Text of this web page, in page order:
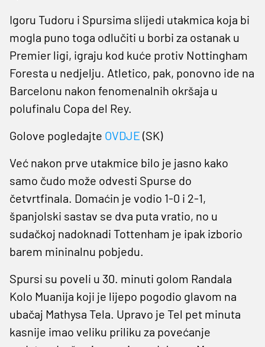
Igoru Tudoru i Spursima slijedi utakmica koja bi
mogla puno toga odlučiti u borbi za ostanak u
Premier ligi, igraju kod kuće protiv Nottingham
Foresta u nedjelju. Atletico, pak, ponovno ide na
Barcelonu nakon fenomenalnih okršaja u
polufinalu Copa del Rey.
Golove pogledajte OVDJE (SK)
Već nakon prve utakmice bilo je jasno kako
samo čudo može odvesti Spurse do
četvrtfinala. Domaćin je vodio 1-0 i 2-1,
španjolski sastav se dva puta vratio, no u
sudačkoj nadoknadi Tottenham je ipak izborio
barem mininalnu pobjedu.
Spursi su poveli u 30. minuti golom Randala
Kolo Muanija koji je lijepo pogodio glavom na
ubačaj Mathysa Tela. Upravo je Tel pet minuta
kasnije imao veliku priliku za povećanje